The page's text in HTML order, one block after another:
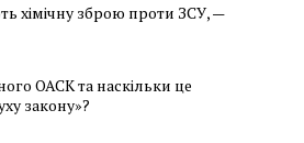
хімічну зброю проти ЗСУ, —
ОАСК та наскільки це
закону»?